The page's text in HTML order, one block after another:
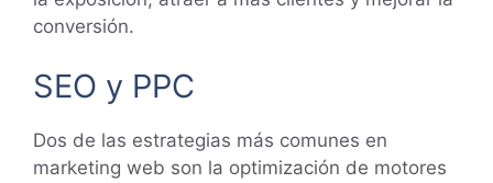
conversión.
SEO y PPC
Dos de las estrategias más comunes en
marketing web son la optimización de motores